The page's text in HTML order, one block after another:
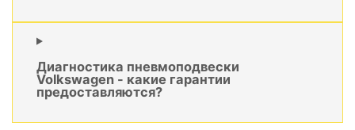
Диагностика пневмоподвески
Volkswagen - какие гарантии
предоставляются?